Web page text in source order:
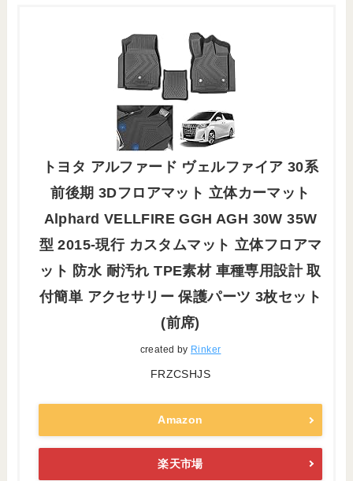
トヨタ アルファード ヴェルファイア 30系
前後期 3Dフロアマット 立体カーマット
Alphard VELLFIRE GGH AGH 30W 35W
型 2015-現行 カスタムマット 立体フロアマ
ット 防水 耐汚れ TPE素材 車種専用設計 取
付簡単 アクセサリー 保護パーツ 3枚セット
(前席)
created by Rinker
FRZCSHJS
Amazon
楽天市場